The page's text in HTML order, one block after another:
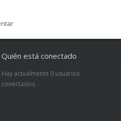
Quién está conectado
Hay actualmente 0 usuarios
conectados.